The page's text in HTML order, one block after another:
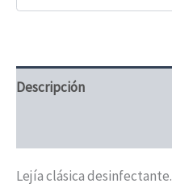
Descripción
Lejía clásica desinfectante.